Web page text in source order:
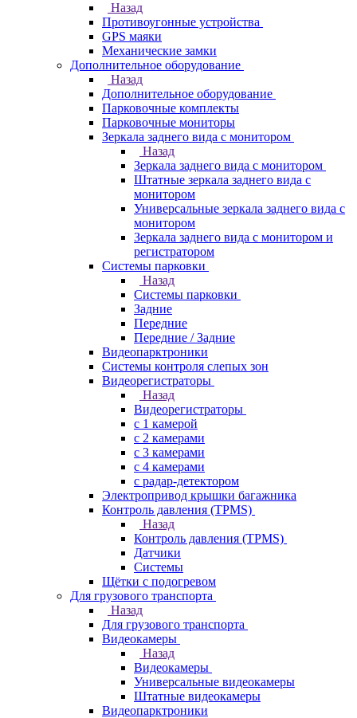
Назад
Противоугонные устройства
GPS маяки
Механические замки
Дополнительное оборудование
Назад
Дополнительное оборудование
Парковочные комплекты
Парковочные мониторы
Зеркала заднего вида с монитором
Назад
Зеркала заднего вида с монитором
Штатные зеркала заднего вида с
монитором
Универсальные зеркала заднего вида с
монитором
Зеркала заднего вида с монитором и
регистратором
Системы парковки
Назад
Системы парковки
Задние
Передние
Передние / Задние
Видеопарктроники
Системы контроля слепых зон
Видеорегистраторы
Назад
Видеорегистраторы
с 1 камерой
с 2 камерами
с 3 камерами
с 4 камерами
с радар-детектором
Электропривод крышки багажника
Контроль давления (TPMS)
Назад
Контроль давления (TPMS)
Датчики
Системы
Щётки с подогревом
Для грузового транспорта
Назад
Для грузового транспорта
Видеокамеры
Назад
Видеокамеры
Универсальные видеокамеры
Штатные видеокамеры
Видеопарктроники